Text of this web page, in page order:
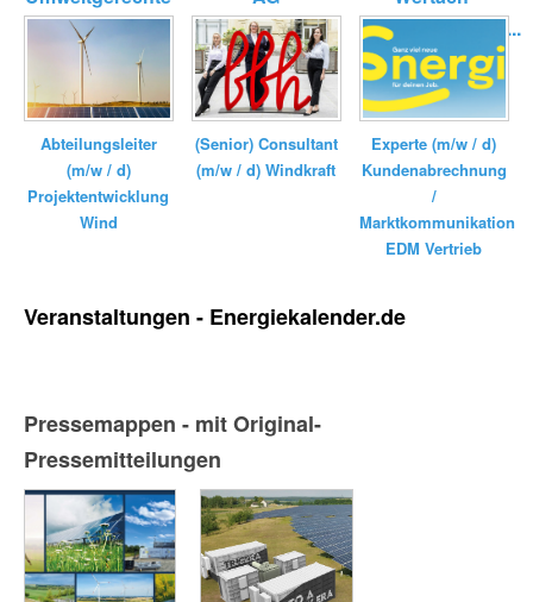
Kraftanlagen
GmbH ...
Abteilungsleiter
(m/w / d)
Projektentwicklung
Wind
(Senior) Consultant
(m/w / d) Windkraft
Elektrizitätswerk...
Experte (m/w / d)
Kundenabrechnung
/
Marktkommunikation
EDM Vertrieb
Veranstaltungen - Energiekalender.de
Pressemappen - mit Original-
Pressemitteilungen